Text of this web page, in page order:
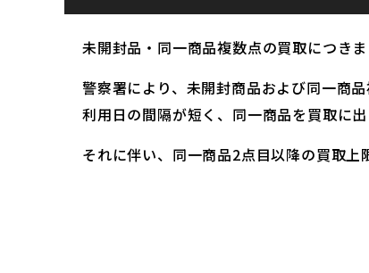
未開封品・同一商品複数点の買取につき
警察署により、未開封商品および同一商
利用日の間隔が短く、同一商品を買取に出
それに伴い、同一商品2点目以降の買取上